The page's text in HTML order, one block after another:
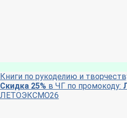
Книги по рукоделию и
Скидка 25% в ЧГ по промокоду:
ЛЕТОЭКСМО26